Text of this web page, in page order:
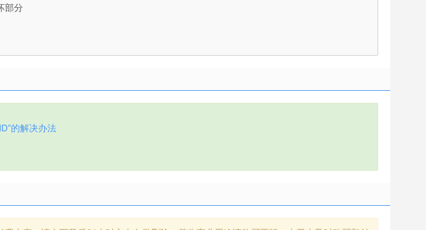
部分
的解决办法